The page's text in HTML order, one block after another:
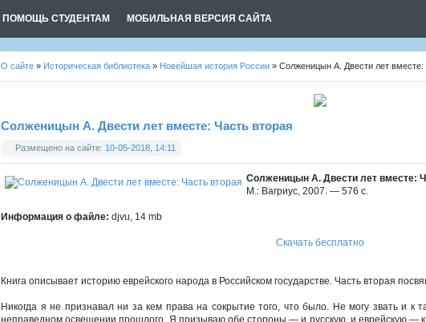
ПОМОЩЬ СТУДЕНТАМ МОБИЛЬНАЯ ВЕРСИЯ САЙТА
О сайте » Историческая библиотека » Новейшая история России » Солженицын А. Двести лет вместе:
Солженицын А. Двести лет вместе: Часть вторая
Размещено на сайте: 10-05-2018, 14:11
Солженицын А. Двести лет вместе:
М.: Вагриус, 2007. — 576 с.
Информация о файле: djvu, 14 mb
Скачать бесплатно
Книга описывает историю еврейского народа в Российском государстве. Часть вторая
Никогда я не признавал ни за кем права на сокрытие того, что было. Не могу звать и к
неправедном освещении прошлого. Я призываю обе стороны — и русскую, и еврейскую —